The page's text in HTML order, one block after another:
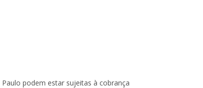
podem estar sujeitas à cobrança